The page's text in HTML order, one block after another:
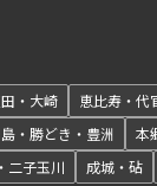
・大崎 恵比寿・代
・勝どき・豊洲 本
二子玉川 成城・砧